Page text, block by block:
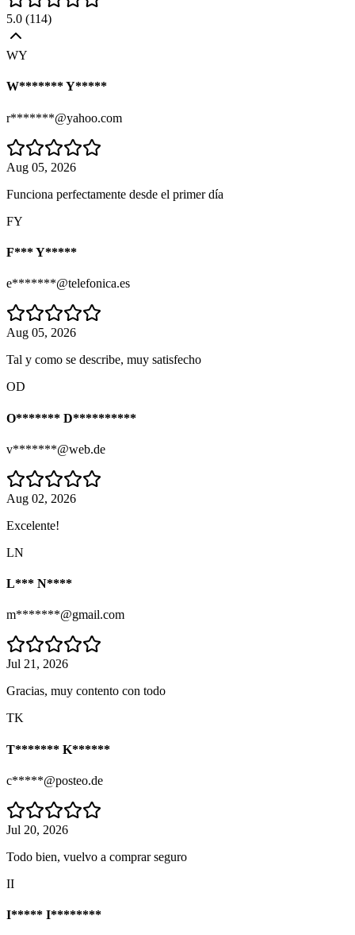
5.0 (114)
WY
W******* Y*****
r*******@yahoo.com
Aug 05, 2026
Funciona perfectamente desde el primer día
FY
F*** Y*****
e*******@telefonica.es
Aug 05, 2026
Tal y como se describe, muy satisfecho
OD
O******* D**********
v*******@web.de
Aug 02, 2026
Excelente!
LN
L*** N****
m*******@gmail.com
Jul 21, 2026
Gracias, muy contento con todo
TK
T******* K******
c*****@posteo.de
Jul 20, 2026
Todo bien, vuelvo a comprar seguro
II
I***** I********